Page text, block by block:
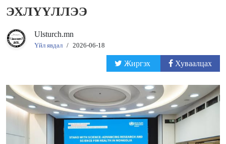
ЭХЛҮҮЛЛЭЭ
Ulsturch.mn
Үйл явдал / 2026-06-18
Жиргэх Хуваалцах